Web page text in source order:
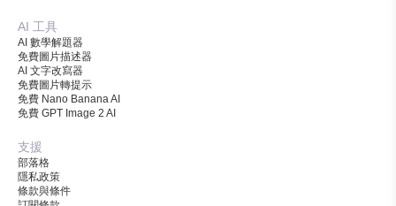
AI 工具
AI 數學解題器
免費圖片描述器
AI 文字改寫器
免費圖片轉提示
免費 Nano Banana AI
免費 GPT Image 2 AI
支援
部落格
隱私政策
條款與條件